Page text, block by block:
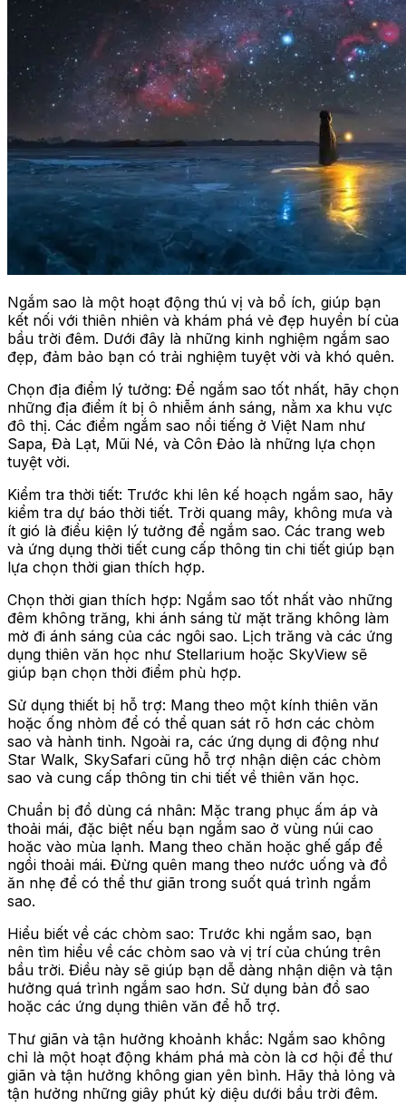
Ngắm sao là một hoạt động thú vị và bổ ích, giúp bạn
kết nối với thiên nhiên và khám phá vẻ đẹp huyền bí của
bầu trời đêm. Dưới đây là những kinh nghiệm ngắm sao
đẹp, đảm bảo bạn có trải nghiệm tuyệt vời và khó quên.
Chọn địa điểm lý tưởng: Để ngắm sao tốt nhất, hãy chọn
những địa điểm ít bị ô nhiễm ánh sáng, nằm xa khu vực
đô thị. Các điểm ngắm sao nổi tiếng ở Việt Nam như
Sapa, Đà Lạt, Mũi Né, và Côn Đảo là những lựa chọn
tuyệt vời.
Kiểm tra thời tiết: Trước khi lên kế hoạch ngắm sao, hãy
kiểm tra dự báo thời tiết. Trời quang mây, không mưa và
ít gió là điều kiện lý tưởng để ngắm sao. Các trang web
và ứng dụng thời tiết cung cấp thông tin chi tiết giúp bạn
lựa chọn thời gian thích hợp.
Chọn thời gian thích hợp: Ngắm sao tốt nhất vào những
đêm không trăng, khi ánh sáng từ mặt trăng không làm
mờ đi ánh sáng của các ngôi sao. Lịch trăng và các ứng
dụng thiên văn học như Stellarium hoặc SkyView sẽ
giúp bạn chọn thời điểm phù hợp.
Sử dụng thiết bị hỗ trợ: Mang theo một kính thiên văn
hoặc ống nhòm để có thể quan sát rõ hơn các chòm
sao và hành tinh. Ngoài ra, các ứng dụng di động như
Star Walk, SkySafari cũng hỗ trợ nhận diện các chòm
sao và cung cấp thông tin chi tiết về thiên văn học.
Chuẩn bị đồ dùng cá nhân: Mặc trang phục ấm áp và
thoải mái, đặc biệt nếu bạn ngắm sao ở vùng núi cao
hoặc vào mùa lạnh. Mang theo chăn hoặc ghế gấp để
ngồi thoải mái. Đừng quên mang theo nước uống và đồ
ăn nhẹ để có thể thư giãn trong suốt quá trình ngắm
sao.
Hiểu biết về các chòm sao: Trước khi ngắm sao, bạn
nên tìm hiểu về các chòm sao và vị trí của chúng trên
bầu trời. Điều này sẽ giúp bạn dễ dàng nhận diện và tận
hưởng quá trình ngắm sao hơn. Sử dụng bản đồ sao
hoặc các ứng dụng thiên văn để hỗ trợ.
Thư giãn và tận hưởng khoảnh khắc: Ngắm sao không
chỉ là một hoạt động khám phá mà còn là cơ hội để thư
giãn và tận hưởng không gian yên bình. Hãy thả lỏng và
tận hưởng những giây phút kỳ diệu dưới bầu trời đêm.